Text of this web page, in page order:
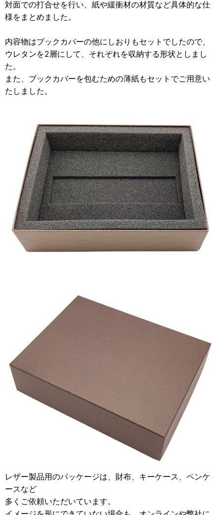
対面での打合せを行い、紙や緩衝材の材質など具体的な仕
様をまとめました。
内容物はブックカバーの他にしおりもセットでしたので、
ウレタンを2層にして、それぞれを収納する形状としまし
た。
また、ブックカバーを包むための薄紙もセットでご用意い
たしました。
レザー製品用のパッケージは、財布、キーケース、ペンケ
ースなど
多くご依頼いただいています。